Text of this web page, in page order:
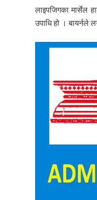
लाइपजिगका मार्सेल
उपाधि हो ।